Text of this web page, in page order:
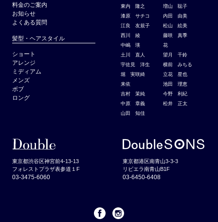
料金のご案内
お知らせ
よくある質問
髪型・ヘアスタイル
ショート
アレンジ
ミディアム
メンズ
ボブ
ロング
東内 隆之
増山 聡子
漆原 サチコ
内田 由美
江良 友規子
松山 絵美
西川 綾
藤咲 真季
中嶋 瑛
花
土川 直人
望月 千鈴
宇佐見 洋生
横前 みちる
堀 実咲綺
立花 星也
来依
池田 理恵
吉村 茉純
今野 利紀
中原 章義
松井 正太
山田 知佳
東京都渋谷区神宮前4-13-13
フォレストプラザ表参道１F
03-3475-6060
東京都港区南青山3-3-3
リビエラ南青山B1F
03-6450-6408